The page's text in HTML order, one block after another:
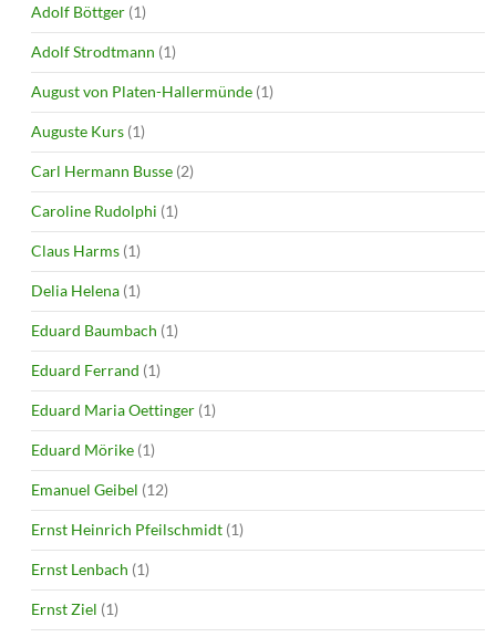
Adolf Böttger (1)
Adolf Strodtmann (1)
August von Platen-Hallermünde (1)
Auguste Kurs (1)
Carl Hermann Busse (2)
Caroline Rudolphi (1)
Claus Harms (1)
Delia Helena (1)
Eduard Baumbach (1)
Eduard Ferrand (1)
Eduard Maria Oettinger (1)
Eduard Mörike (1)
Emanuel Geibel (12)
Ernst Heinrich Pfeilschmidt (1)
Ernst Lenbach (1)
Ernst Ziel (1)